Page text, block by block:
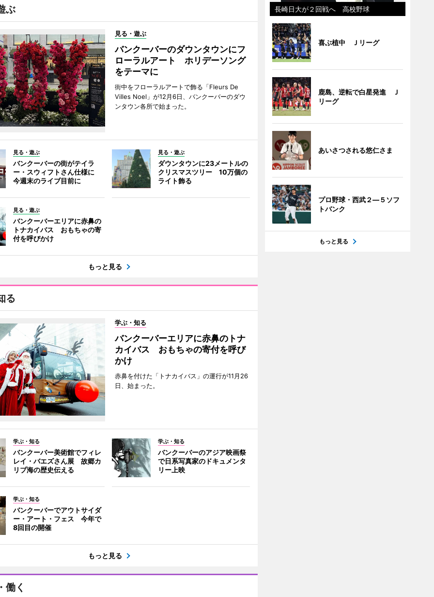
ぶ
見る・遊ぶ
バンクーバーのダウンタウンにフ
ローラルアート ホリデーソング
をテーマに
街中をフローラルアートで飾る「Fleurs De
Villes Noel」が12月6日、バンクーバーのダウ
ンタウン各所で始まった。
見る・遊ぶ
バンクーバーの街がテイラ
ー・スウィフトさん仕様に
今週末のライブ目前に
見る・遊ぶ
ダウンタウンに23メートルの
クリスマスツリー 10万個の
ライト飾る
見る・遊ぶ
バンクーバーエリアに赤鼻の
トナカイバス おもちゃの寄
付を呼びかけ
もっと見る
る
学ぶ・知る
バンクーバーエリアに赤鼻のトナ
カイバス おもちゃの寄付を呼び
かけ
赤鼻を付けた「トナカイバス」の運行が11月26
日、始まった。
学ぶ・知る
バンクーバー美術館でフィレ
レイ・バエズさん展 故郷カ
リブ海の歴史伝える
学ぶ・知る
バンクーバーのアジア映画祭
で日系写真家のドキュメンタ
リー上映
学ぶ・知る
バンクーバーでアウトサイダ
ー・アート・フェス 今年で
8回目の開催
もっと見る
働く
長崎日大が２回戦へ 高校野球
喜ぶ植中 Ｊリーグ
鹿島、逆転で白星発進 Ｊ
リーグ
あいさつされる悠仁さま
プロ野球・西武２―５ソフ
トバンク
もっと見る